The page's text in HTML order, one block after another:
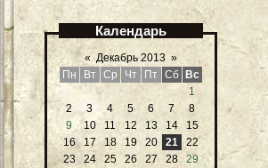
Календарь
« Декабрь 2013 »
Пн
Вт Ср Чт Пт Сб Вс
1
2
3 4 5 6 7
8
9
10 11 12 13 14
15
16
17 18 19 20 21
22
23
24 25 26 27 28
29